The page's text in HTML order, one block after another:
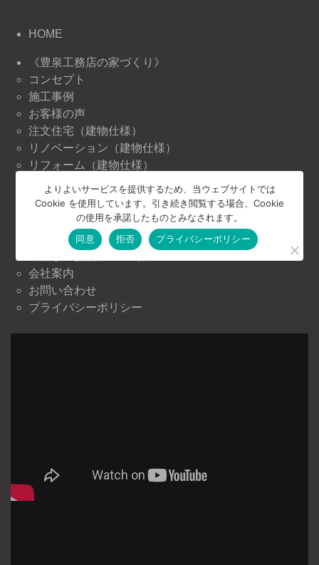
HOME
《豊泉工務店の家づくり》
コンセプト
施工事例
お客様の声
注文住宅（建物仕様）
リノベーション（建物仕様）
リフォーム（建物仕様）
《豊泉工務店の情報》
ニュース＆トピックス
イベント情報
会社案内
お問い合わせ
プライバシーポリシー
よりよいサービスを提供するため、当ウェブサイトでは
Cookie を使用しています。引き続き閲覧する場合、Cookie
の使用を承諾したものとみなされます。
同意
拒否 プライバシーポリシー